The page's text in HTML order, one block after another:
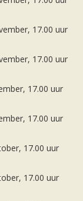
17.00 uur
17.00 uur
17.00 uur
17.00 uur
17.00 uur
17.00 uur